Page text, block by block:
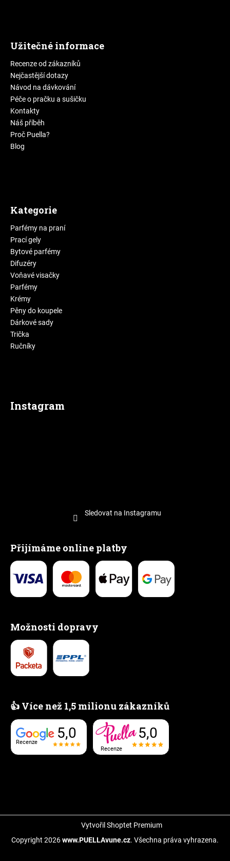
Užitečné informace
Recenze od zákazníků
Nejčastější dotazy
Návod na dávkování
Péče o pračku a sušičku
Kontakty
Náš příběh
Proč Puella?
Blog
Kategorie
Parfémy na praní
Prací gely
Bytové parfémy
Difuzéry
Voňavé visačky
Parfémy
Krémy
Pěny do koupele
Dárkové sady
Trička
Ručníky
Instagram
Sledovat na Instagramu
Přijímáme online platby
Možnosti dopravy
👍 Více než 1,5 milionu zákazníků
Recenze
5,0
Recenze
5,0
Vytvořil Shoptet Premium
Copyright 2026www.PUELLAvune.cz. Všechna práva vyhrazena.